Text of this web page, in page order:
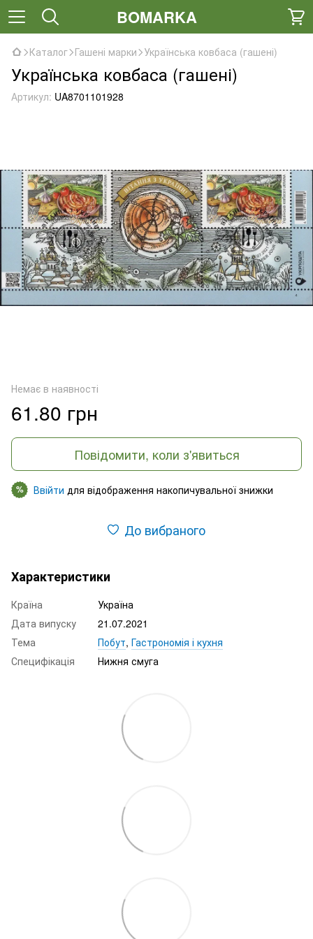
BOMARKA
Каталог Гашені марки Українська ковбаса (гашені)
Українська ковбаса (гашені)
Артикул: UA8701101928
Немає в наявності
61.80 грн
Повідомити, коли з'явиться
% Ввійти для відображення накопичувальної знижки
До вибраного
Характеристики
Країна
Україна
Дата випуску
21.07.2021
Тема
Побут, Гастрономія і кухня
Специфікація
Нижня смуга